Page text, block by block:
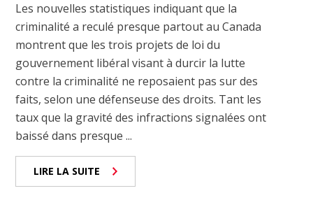
Les nouvelles statistiques indiquant que la
criminalité a reculé presque partout au Canada
montrent que les trois projets de loi du
gouvernement libéral visant à durcir la lutte
contre la criminalité ne reposaient pas sur des
faits, selon une défenseuse des droits. Tant les
taux que la gravité des infractions signalées ont
baissé dans presque ...
LIRE LA SUITE